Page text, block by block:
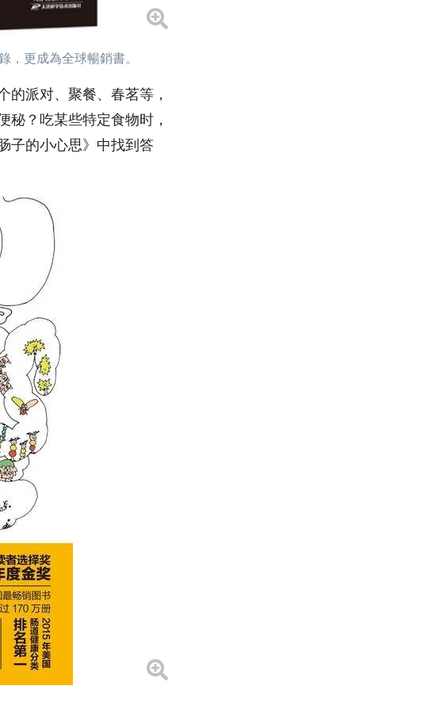
，更成為全球暢銷書。
的派对、聚餐、春茗等，
秘？吃某些特定食物时，
子的小心思》中找到答